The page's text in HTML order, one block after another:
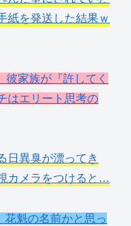
紙を発送した結果ｗ
家族が『許してく
はエリート思考の
日異臭が漂ってき
カメラをつけると…
花魁の名前かと思っ